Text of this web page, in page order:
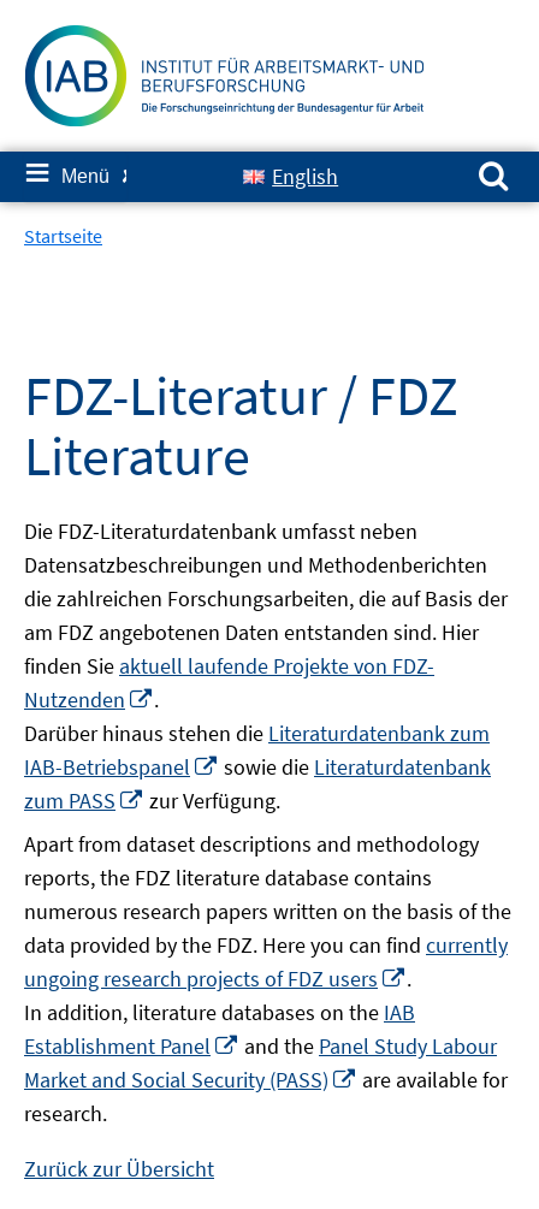
zum
Inhalt
≡ Menü ✘ English
Suchen nach:
Startseite
FDZ-Literatur / FDZ
Literature
Die FDZ-Literaturdatenbank umfasst neben
Datensatzbeschreibungen und Methodenberichten
die zahlreichen Forschungsarbeiten, die auf Basis der
am FDZ angebotenen Daten entstanden sind. Hier
finden Sie aktuell laufende Projekte von FDZ-
Nutzenden
neuem
Fenster
öffnen
.
Darüber hinaus stehen die Literaturdatenbank zum
IAB-Betriebspanel
In
neuem
Fenster
öffnen
sowie die Literaturdatenbank
zum PASS
In
Fenster
öffnen
zur Verfügung.
Apart from dataset descriptions and methodology
reports, the FDZ literature database contains
numerous research papers written on the basis of the
data provided by the FDZ. Here you can find currently
ungoing research projects of FDZ users
neuem
Fenster
öffnen
.
In addition, literature databases on the IAB
Establishment Panel
In
neuem
Fenster
and the Panel Study Labour
Market and Social Security (PASS)
In
are available for
research.
Zurück zur Übersicht